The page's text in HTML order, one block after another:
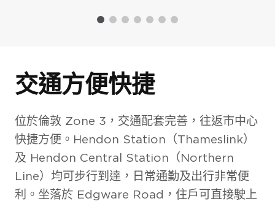
交通方便快捷
位於倫敦 Zone 3，交通配套完善，往返市中心
快捷方便。Hendon Station（Thameslink）
及 Hendon Central Station（Northern
Line）均可步行到達，日常通勤及出行非常便
利。坐落於 Edgware Road，住戶可直接駛上
照片庫
項目外觀